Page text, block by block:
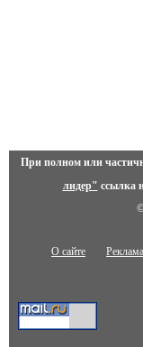
При полном или
лидер" ссылка
О сайте